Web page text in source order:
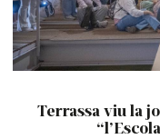
Terrassa viu la